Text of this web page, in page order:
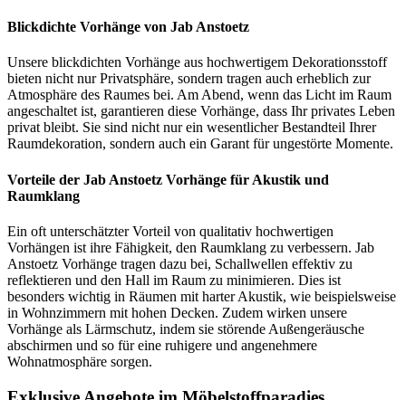
Blickdichte Vorhänge von Jab Anstoetz
Unsere blickdichten Vorhänge aus hochwertigem Dekorationsstoff
bieten nicht nur Privatsphäre, sondern tragen auch erheblich zur
Atmosphäre des Raumes bei. Am Abend, wenn das Licht im Raum
angeschaltet ist, garantieren diese Vorhänge, dass Ihr privates Leben
privat bleibt. Sie sind nicht nur ein wesentlicher Bestandteil Ihrer
Raumdekoration, sondern auch ein Garant für ungestörte Momente.
Vorteile der Jab Anstoetz Vorhänge für Akustik und
Raumklang
Ein oft unterschätzter Vorteil von qualitativ hochwertigen
Vorhängen ist ihre Fähigkeit, den Raumklang zu verbessern. Jab
Anstoetz Vorhänge tragen dazu bei, Schallwellen effektiv zu
reflektieren und den Hall im Raum zu minimieren. Dies ist
besonders wichtig in Räumen mit harter Akustik, wie beispielsweise
in Wohnzimmern mit hohen Decken. Zudem wirken unsere
Vorhänge als Lärmschutz, indem sie störende Außengeräusche
abschirmen und so für eine ruhigere und angenehmere
Wohnatmosphäre sorgen.